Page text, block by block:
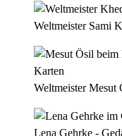
Weltmeister Sami
Weltmeister Mesut
Lena Gehrke -